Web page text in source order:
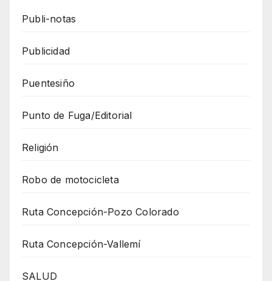
Publi-notas
Publicidad
Puentesiño
Punto de Fuga/Editorial
Religión
Robo de motocicleta
Ruta Concepción-Pozo Colorado
Ruta Concepción-Vallemí
SALUD